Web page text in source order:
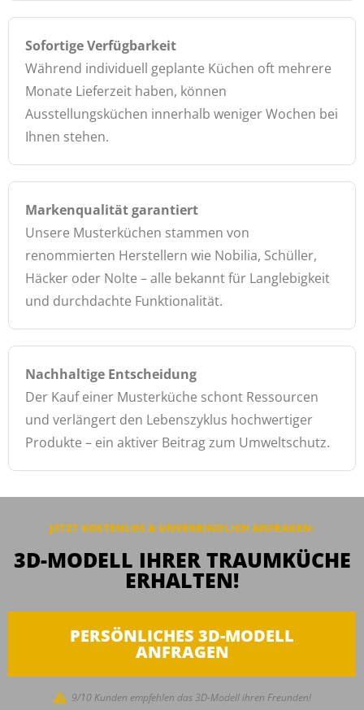
Sofortige Verfügbarkeit
Während individuell geplante Küchen oft mehrere
Monate Lieferzeit haben, können
Ausstellungsküchen innerhalb weniger Wochen bei
Ihnen stehen.
Markenqualität garantiert
Unsere Musterküchen stammen von
renommierten Herstellern wie Nobilia, Schüller,
Häcker oder Nolte – alle bekannt für Langlebigkeit
und durchdachte Funktionalität.
Nachhaltige Entscheidung
Der Kauf einer Musterküche schont Ressourcen
und verlängert den Lebenszyklus hochwertiger
Produkte – ein aktiver Beitrag zum Umweltschutz.
JETZT KOSTENLOS & UNVERBINDLICH ANFRAGEN:
3D-MODELL IHRER TRAUMKÜCHE
ERHALTEN!
PERSÖNLICHES 3D-MODELL
ANFRAGEN
9/10 Kunden empfehlen das 3D-Modell ihren Freunden!